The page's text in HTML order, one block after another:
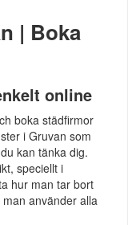
| Boka
online
boka städfirmor
i Gruvan som
kan tänka dig.
speciellt i
hur man tar bort
använder alla